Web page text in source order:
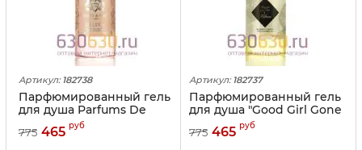
Артикул: 182738
Парфюмированный гель
для душа Parfums De
Marly "Delina" 250ml
775 465 руб
Артикул: 182737
Парфюмированный гель
для душа "Good Girl Gone
Bad By Kilian" 250ml
775 465 руб